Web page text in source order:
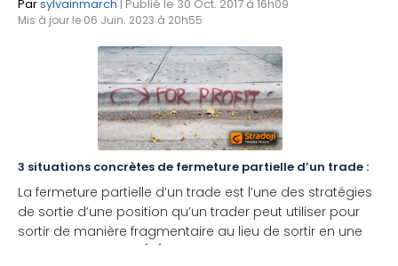
Parsylvainmarch | Publié le 30 Oct. 2017 à 16h09
Mis à jour le 06 Juin. 2023 à 20h55
3 situations concrètes de fermeture partielle d’un trade :
La fermeture partielle d’un trade est l’une des stratégies
de sortie d’une position qu’un trader peut utiliser pour
sortir de manière fragmentaire au lieu de sortir en une